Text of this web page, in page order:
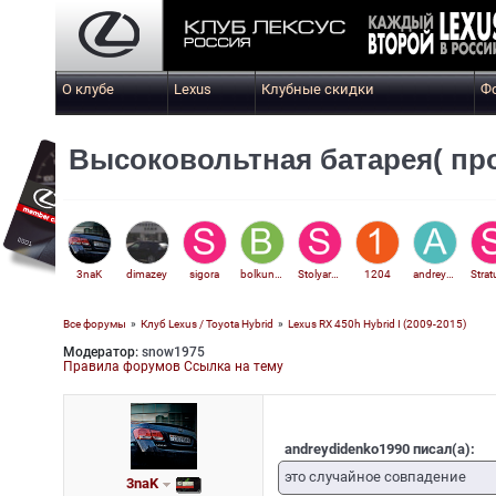
О клубе Lexus Клубные скидки
Высоковольтная батарея(
3naK dimazey sigora Stolyar1962 1204 andreydidenko1990
Все форумы » Клуб Lexus / Toyota Hybrid » Lexus RX 450h Hybrid I (2009-2015)
Модератор: snow1975
Правила форумов Ссылка на тему
3naK
andreydidenko1990 писал(а):
это случайное совпадение